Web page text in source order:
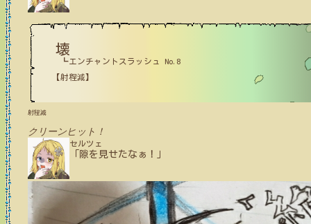
壊
┗エンチャントスラッシュ No.8
【射程減】
射程減
クリーンヒット！
セルツェ
「隙を見せたなぁ！」